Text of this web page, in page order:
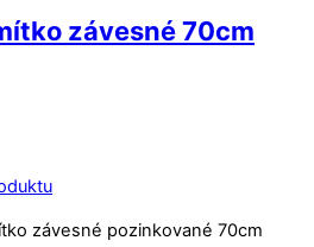
závesné 70cm
závesné pozinkované 70cm